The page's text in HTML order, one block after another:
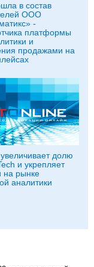
в состав
ООО
-
платформы
и
продажами на
долю
и укрепляет
на рынке
аналитики